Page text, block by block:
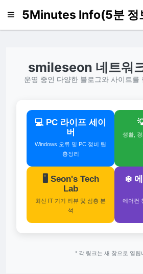
5Minutes Info(5분 정
smileseon 네트워
운영 중인 다양한 블로그와 사이트를
💻 PC 라이프 세이
버
Windows 오류 및 PC 정비 팁
총정리
생활,
🖥️ Seon's Tech
Lab
최신 IT 기기 리뷰 및 심층 분
석
❄️
에어컨
* 각 링크는 새 창으로 열립